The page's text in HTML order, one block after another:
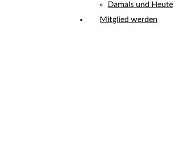
Damals und Heute
Mitglied werden